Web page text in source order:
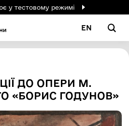
у тестовому режимі
EN
ДО ОПЕРИ М.
«БОРИС ГОДУНОВ»